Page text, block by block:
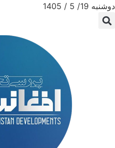
دوشنبه 19/ 5 / 1405